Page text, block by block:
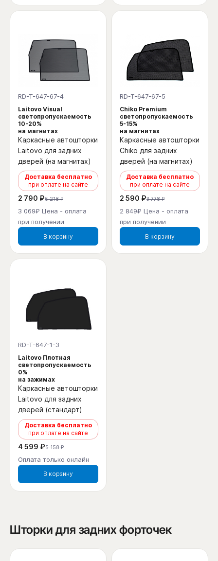
RD-T-647-67-4
Laitovo Visual
светопропускаемость
10-20%
на магнитах
Каркасные автошторки
Laitovo для задних
дверей (на магнитах)
Доставка бесплатно
при оплате на сайте
2 790 ₽5 218 ₽
3 069₽ Цена - оплата
при получении
В корзину
RD-T-647-67-5
Chiko Premium
светопропускаемость
5-15%
на магнитах
Каркасные автошторки
Chiko для задних
дверей (на магнитах)
Доставка бесплатно
при оплате на сайте
2 590 ₽3 778 ₽
2 849₽ Цена - оплата
при получении
В корзину
RD-T-647-1-3
Laitovo Плотная
светопропускаемость
0%
на зажимах
Каркасные автошторки
Laitovo для задних
дверей (стандарт)
Доставка бесплатно
при оплате на сайте
4 599 ₽5 158 ₽
Оплата только онлайн
В корзину
Шторки для задних форточек